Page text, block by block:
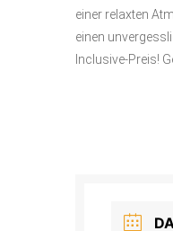
einer relaxten
einen
Inclusive-Preis!